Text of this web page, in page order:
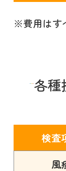
※費用はす
各種
検査
風